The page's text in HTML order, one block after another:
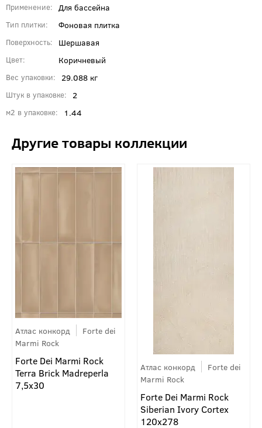
Применение Для бассейна
Тип плитки Фоновая плитка
Поверхность Шершавая
Цвет Коричневый
Вес упаковки 29.088 кг
Штук в упаковке 2
м2 в упаковке 1.44
Атлас конкорд
Forte dei
Marmi Rock
Forte Dei Marmi Rock
Terra Brick Madreperla
7,5x30
Атлас конкорд
Forte dei
Marmi Rock
Forte Dei Marmi Rock
Siberian Ivory Cortex
120x278